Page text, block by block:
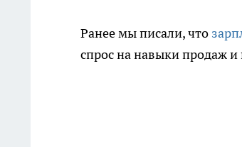
Ранее мы писали, что
спрос на навыки продаж и